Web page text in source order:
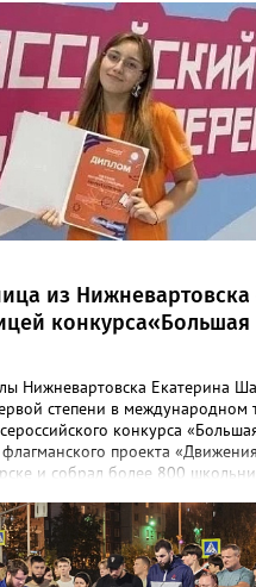
нарушения целостности
покрытия проезда после
работы в рамках
будет проводить подрядная
привлекалась ООО
срок до 15 августа 2026
приемка работ со стороны
за счет средств
в департаменте.
из Нижневартовска
конкурса«Большая
Нижневартовска Екатерина
степени в международном
конкурса
проекта
и собрал более 800
жюри социально
представили три
адаптации для студентов-
проект о путешествиях